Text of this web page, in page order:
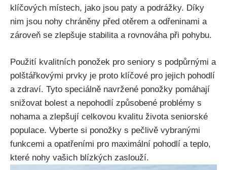
klíčových místech, jako jsou paty a podrážky. Díky
nim jsou nohy chráněny před otěrem a odřeninami a
zároveň se zlepšuje stabilita a rovnováha při pohybu.
Použití kvalitních ponožek pro seniory s podpůrnými a
polštářkovými prvky je proto klíčové pro jejich pohodlí
a zdraví. Tyto speciálně navržené ponožky pomáhají
snižovat bolest a nepohodlí způsobené problémy s
nohama a zlepšují celkovou kvalitu života seniorské
populace. Vyberte si ponožky s pečlivě vybranými
funkcemi a opatřeními pro maximální pohodlí a teplo,
které nohy vašich blízkých zaslouží.